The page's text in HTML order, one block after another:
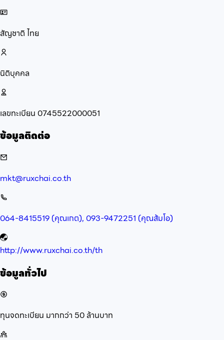
สัญชาติ ไทย
นิติบุคคล
เลขทะเบียน 0745522000051
ข้อมูลติดต่อ
mkt@ruxchai.co.th
064-8415519 (คุณเกต), 093-9472251 (คุณส้มโอ)
http://www.ruxchai.co.th/th
ข้อมูลทั่วไป
ทุนจดทะเบียน มากกว่า 50 ล้านบาท